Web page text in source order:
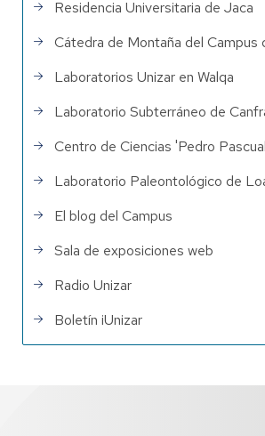
Residencia Universitaria de Jaca
Cátedra de Montaña del Campus
Laboratorios Unizar en Walqa
Laboratorio Subterráneo de
Centro de Ciencias 'Pedro
Laboratorio Paleontológico de
El blog del Campus
Sala de exposiciones web
Radio Unizar
Boletín iUnizar